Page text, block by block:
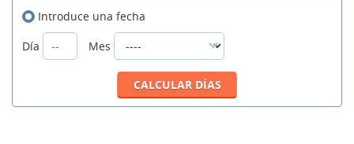
Introduce una fecha
Día
Mes